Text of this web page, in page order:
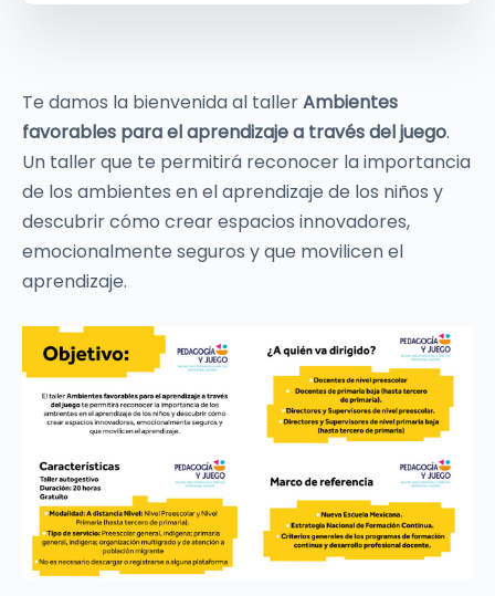
Te damos la bienvenida al tallerAmbientes
favorables para el aprendizaje a través del juego.
Un taller que te permitirá reconocer la importancia
de los ambientes en el aprendizaje de los niños y
descubrir cómo crear espacios innovadores,
emocionalmente seguros y que movilicen el
aprendizaje.